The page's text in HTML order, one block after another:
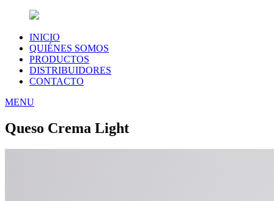
INICIO
QUIÉNES SOMOS
PRODUCTOS
DISTRIBUIDORES
CONTACTO
MENU
Queso Crema Light